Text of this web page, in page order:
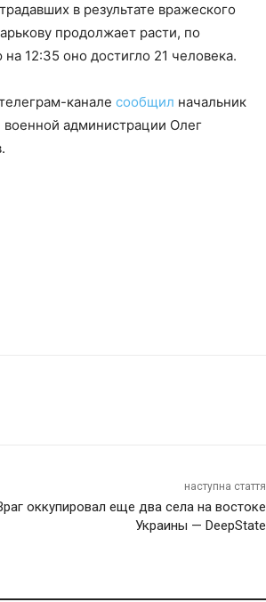
в результате вражеского
продолжает расти, по
12:35 оно достигло 21 человека.
канале сообщил начальник
военной администрации Олег
наступна стаття
оккупировал еще два села на востоке
Украины — DeepState